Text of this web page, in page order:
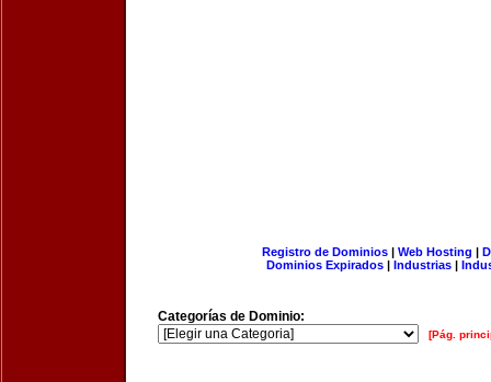
Registro de Dominios| Web Hosting |
Dominios Expirados | Industrias |
Categorías de Dominio:
[Pág.